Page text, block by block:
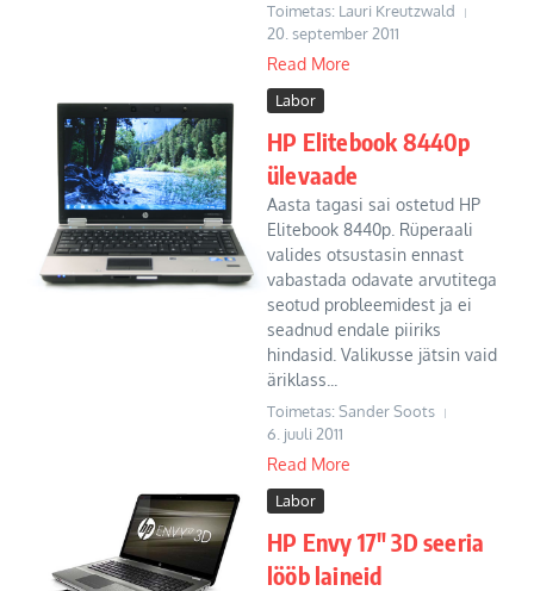
Toimetas: Lauri Kreutzwald
20. september 2011
Read More
Labor
HP Elitebook 8440p
ülevaade
Aasta tagasi sai ostetud HP
Elitebook 8440p. Rüperaali
valides otsustasin ennast
vabastada odavate arvutitega
seotud probleemidest ja ei
seadnud endale piiriks
hindasid. Valikusse jätsin vaid
äriklass...
Toimetas: Sander Soots
6. juuli 2011
Read More
Labor
HP Envy 17″ 3D seeria
lööb laineid